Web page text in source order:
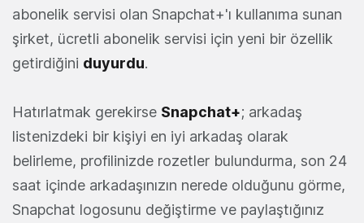
abonelik servisi olan Snapchat+'ı kullanıma sunan
şirket, ücretli abonelik servisi için yeni bir özellik
getirdiğini duyurdu.
Hatırlatmak gerekirse Snapchat+; arkadaş
listenizdeki bir kişiyi en iyi arkadaş olarak
belirleme, profilinizde rozetler bulundurma, son 24
saat içinde arkadaşınızın nerede olduğunu görme,
Snapchat logosunu değiştirme ve paylaştığınız